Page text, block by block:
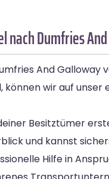
nach Dumfries
And
wir auf
Besitztümer
und kannst
Hilfe in